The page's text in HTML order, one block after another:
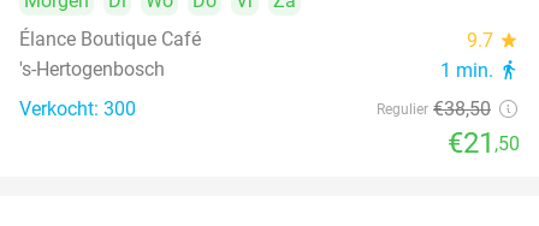
Élance Boutique Café
9.7 star
's-Hertogenbosch 1 min. directions_walk
Verkocht: 300 Regulier €38,50
€21 ,50